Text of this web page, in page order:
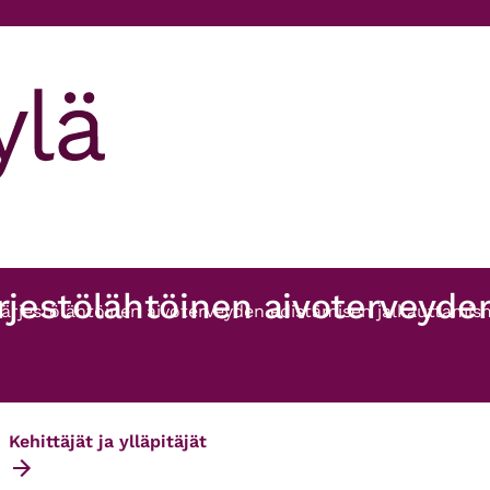
aivoterveyden edistämisen
Kehittäjät ja ylläpitäjät